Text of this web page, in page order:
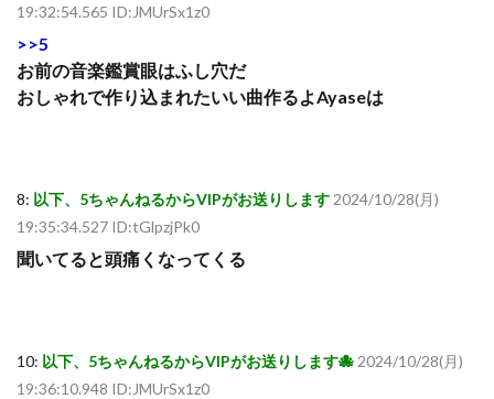
19:32:54.565 ID:JMUrSx1z0
>>5
お前の音楽鑑賞眼はふし穴だ
おしゃれで作り込まれたいい曲作るよAyaseは
8: 以下、5ちゃんねるからVIPがお送りします2024/10/28(月)
19:35:34.527 ID:tGlpzjPk0
聞いてると頭痛くなってくる
10: 以下、5ちゃんねるからVIPがお送りします🐙2024/10/28(月)
19:36:10.948 ID:JMUrSx1z0